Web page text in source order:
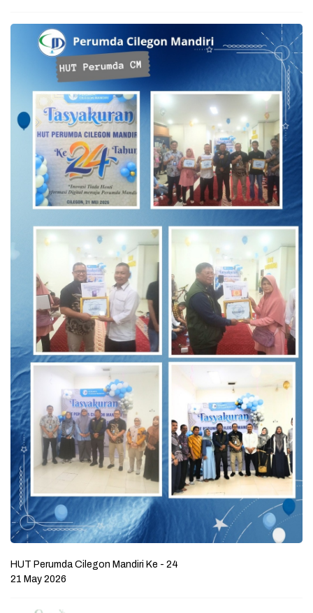
HUT Perumda Cilegon Mandiri Ke - 24
21 May 2026